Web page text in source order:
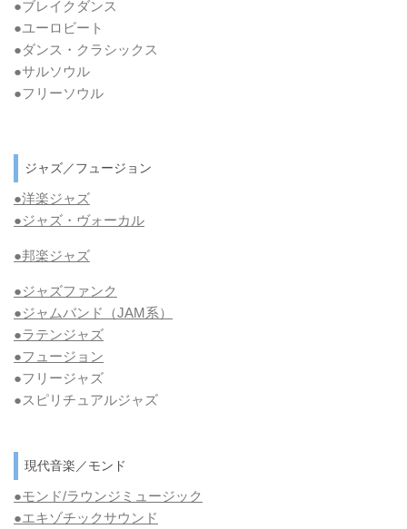
●ブレイクダンス
●ユーロビート
●ダンス・クラシックス
●サルソウル
●フリーソウル
ジャズ／フュージョン
●洋楽ジャズ
●ジャズ・ヴォーカル
●邦楽ジャズ
●ジャズファンク
●ジャムバンド（JAM系）
●ラテンジャズ
●フュージョン
●フリージャズ
●スピリチュアルジャズ
現代音楽／モンド
●モンド/ラウンジミュージック
●エキゾチックサウンド